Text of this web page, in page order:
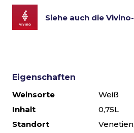
Siehe auch die
Eigenschaften
Weinsorte
Weiß
Inhalt
0,75L
Standort